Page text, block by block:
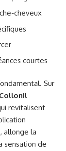
cheveux
courtes
Sur
Collonil
revitalisent
allonge la
sensation de